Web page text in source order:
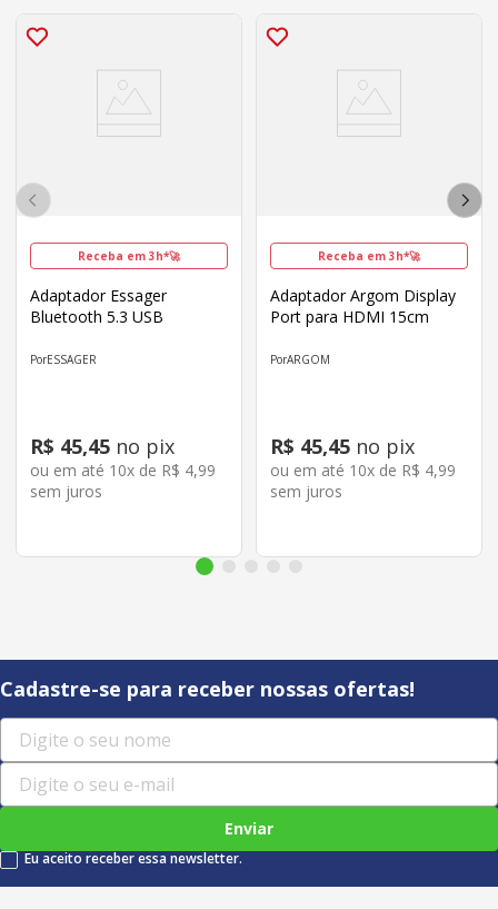
Receba em 3h*🚀
Adaptador Essager
Bluetooth 5.3 USB
ESSAGER
R$ 45,45 no pix
ou em até 10x de R$ 4,99
sem juros
Receba em 3h*🚀
Adaptador Argom Display
Port para HDMI 15cm
ARGOM
R$ 45,45 no pix
ou em até 10x de R$ 4,99
sem juros
Cadastre-se para receber nossas ofertas!
Enviar
Eu aceito receber essa newsletter.